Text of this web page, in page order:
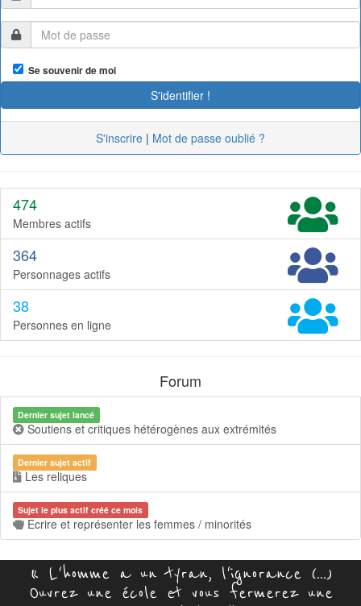
Se souvenir de moi
S'inscrire | Mot de passe oublié ?
474
Membres actifs
364
Personnages actifs
38
Personnes en ligne
Forum
Dernier sujet lancé
Soutiens et critiques hétérogènes aux extrémités
Dernier sujet actif
Les reliques
Sujet le plus actif créé ce mois
Ecrire et représenter les femmes / minorités
« L'homme a un tyran, l'ignorance (...)
Ouvrez une école et vous fermerez une